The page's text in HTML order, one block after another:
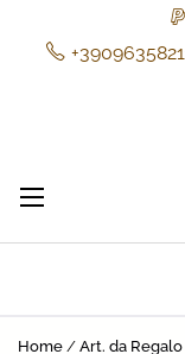
Home / Art. da Regalo